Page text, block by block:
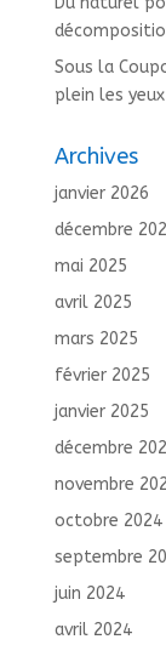
Sous la
plein les yeux
Archives
janvier 2026
décembre
mai 2025
avril 2025
mars 2025
février 2025
janvier 2025
décembre
novembre
octobre 2024
septembre
juin 2024
avril 2024